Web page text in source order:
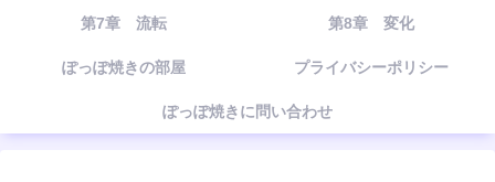
第7章 流転 第8章 変化
ぽっぽ焼きの部屋 プライバシーポリシー
ぽっぽ焼きに問い合わせ